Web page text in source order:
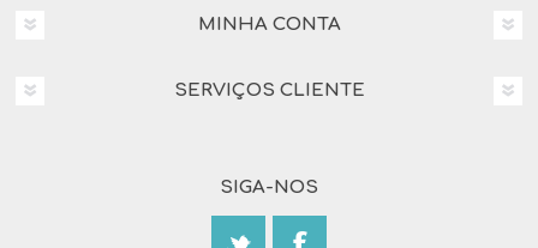
MINHA CONTA
SERVIÇOS CLIENTE
SIGA-NOS